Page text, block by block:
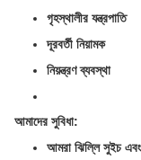
গৃহস্থালীর যন্ত্রপাতি
দূরবর্তী নিয়ামক
নিয়ন্ত্রণ ব্যবস্থা
আমাদের সুবিধা:
আমরা ঝিল্লি সুইচ